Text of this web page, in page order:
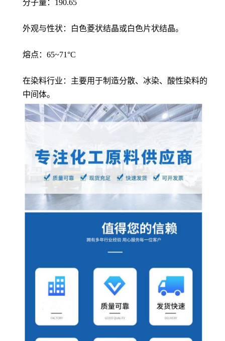
分子量：190.65
外观与性状：白色菱状结晶或白色片状结晶。
熔点：65~71°C
在染料行业：主要用于制造分散、冰染、酸性染料的
中间体。